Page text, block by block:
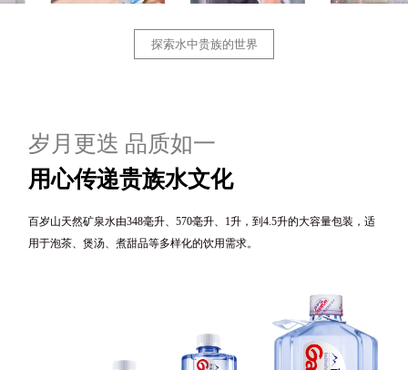
探索水中贵族的世界
岁月更迭 品质如一
用心传递贵族水文化
百岁山天然矿泉水由348毫升、570毫升、1升，到4.5升的大容量包装，适
用于泡茶、煲汤、煮甜品等多样化的饮用需求。